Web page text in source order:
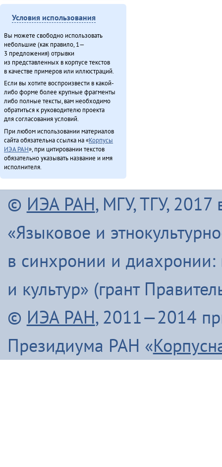
Условия использования
Вы можете свободно использовать
небольшие (как правило, 1—
3 предложения) отрывки
из представленных в корпусе текстов
в качестве примеров или иллюстраций.
Если вы хотите воспроизвести в какой-
либо форме более крупные фрагменты
либо полные тексты, вам необходимо
обратиться к руководителю проекта
для согласования условий.
При любом использовании материалов
сайта обязательна ссылка на «Корпусы
ИЭА РАН», при цитировании текстов
обязательно указывать название и имя
исполнителя.
© ИЭА РАН, МГУ, ТГУ, 2017
«Языковое и
в синхронии и диахронии:
и культур» (грант
© ИЭА РАН, 2011—2014
Президиума РАН «